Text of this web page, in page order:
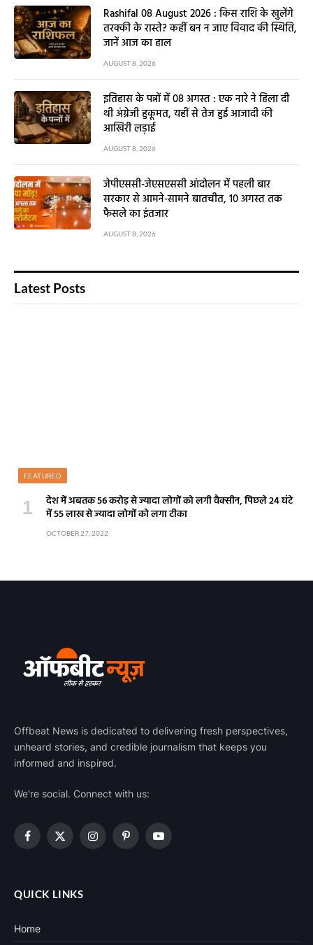
Rashifal 08 August 2026 : किस राशि के खुलेंगे
तरक्की के रास्ते? कहीं बन न जाए विवाद की स्थिति,
जानें आज का हाल
AUGUST 8, 2026
इतिहास के पन्नों में 08 अगस्त : एक नारे ने हिला दी
थी अंग्रेजी हुकूमत, यहीं से तेज हुई आजादी की
आखिरी लड़ाई
AUGUST 8, 2026
जेपीएससी-जेएसएससी आंदोलन में पहली बार
सरकार से आमने-सामने बातचीत, 10 अगस्त तक
फैसले का इंतजार
AUGUST 8, 2026
Latest Posts
FEATURED
देश में अबतक 56 करोड़ से ज्यादा लोगों को लगी वैक्सीन, पिछले 24 घंटे
में 55 लाख से ज्यादा लोगों को लगा टीका
OCTOBER 27, 2022
Offbeat News is dedicated to delivering fresh perspectives,
unheard stories, and credible journalism that keeps you
informed and inspired.
We're social. Connect with us:
Facebook
X
InstagramPinterestYouTube
QUICK LINKS
Home